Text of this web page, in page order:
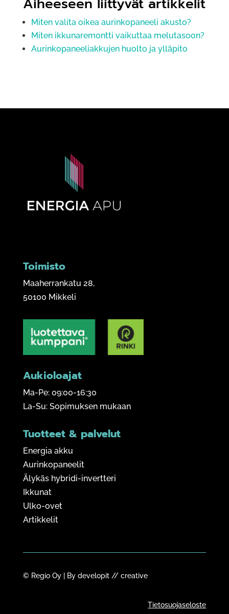
Aiheeseen liittyvät artikkelit
Miten valita oikea aurinkopaneeli akusto?
Miten ikkunaremontti vaikuttaa melutasoon?
Aurinkopaneeliakkujen huolto ja ylläpito
Toimisto
Maaherrankatu 28,
50100 Mikkeli
Aukioloajat
Ma-Pe: 09:00-16:30
La-Su: Sopimuksen mukaan
Tuotteet & palvelut
Energia akku
Aurinkopaneelit
Älykäs hybridi-invertteri
Ikkunat
Ulko-ovet
Artikkelit
© Regio Oy | By developit // creative
Tietosuojaseloste